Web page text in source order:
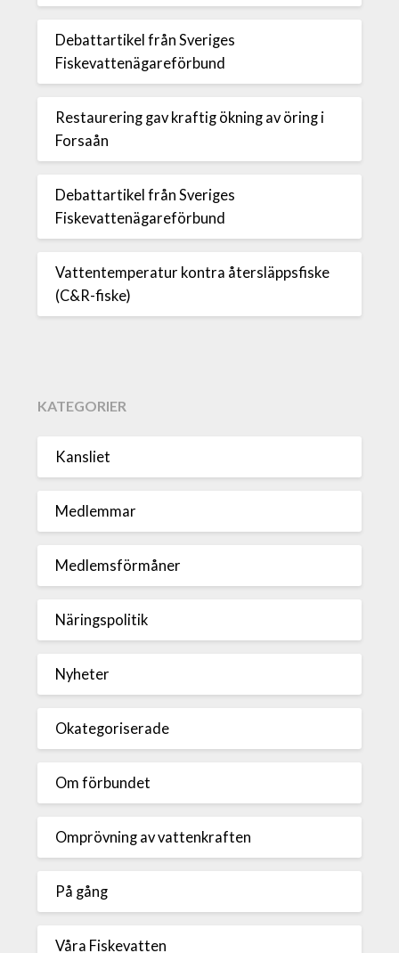
Debattartikel från Sveriges
Fiskevattenägareförbund
Restaurering gav kraftig ökning av öring i
Forsaån
Debattartikel från Sveriges
Fiskevattenägareförbund
Vattentemperatur kontra återsläppsfiske
(C&R-fiske)
KATEGORIER
Kansliet
Medlemmar
Medlemsförmåner
Näringspolitik
Nyheter
Okategoriserade
Om förbundet
Omprövning av vattenkraften
På gång
Våra Fiskevatten